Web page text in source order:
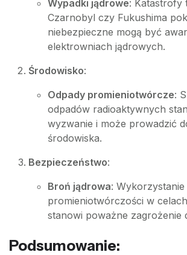
Wypadki jądrowe: Katastrofy
Czarnobyl czy Fukushima
niebezpieczne mogą być
elektrowniach jądrowych.
Środowisko:
Odpady promieniotwórcze:
odpadów radioaktywnych
wyzwanie i może prowadzić
środowiska.
Bezpieczeństwo:
Broń jądrowa: Wykorzystanie
promieniotwórczości w
stanowi poważne zagrożenie
Podsumowanie: